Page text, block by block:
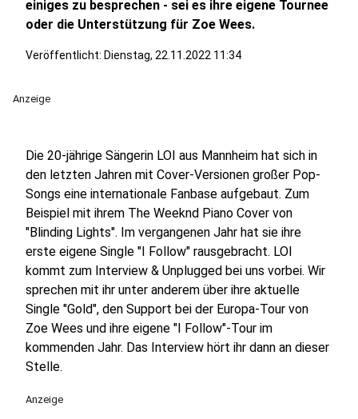
einiges zu besprechen - sei es ihre eigene Tournee
oder die Unterstützung für Zoe Wees.
Veröffentlicht: Dienstag, 22.11.2022 11:34
Anzeige
Die 20-jährige Sängerin LOI aus Mannheim hat sich in
den letzten Jahren mit Cover-Versionen großer Pop-
Songs eine internationale Fanbase aufgebaut. Zum
Beispiel mit ihrem The Weeknd Piano Cover von
"Blinding Lights". Im vergangenen Jahr hat sie ihre
erste eigene Single "I Follow" rausgebracht. LOI
kommt zum Interview & Unplugged bei uns vorbei. Wir
sprechen mit ihr unter anderem über ihre aktuelle
Single "Gold", den Support bei der Europa-Tour von
Zoe Wees und ihre eigene "I Follow"-Tour im
kommenden Jahr. Das Interview hört ihr dann an dieser
Stelle.
Anzeige